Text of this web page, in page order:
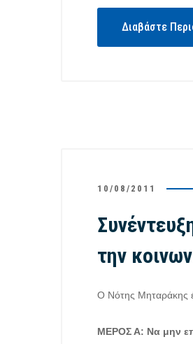
Διαβάστε
10/08/2011
την
Ο Νότης Μηταράκης
ΜΕΡΟΣ Α: Να μην